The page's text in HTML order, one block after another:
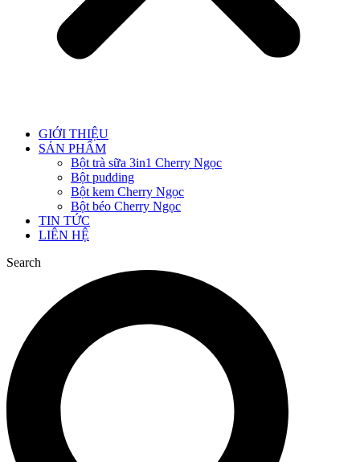
GIỚI THIỆU
SẢN PHẨM
Bột trà sữa 3in1 Cherry Ngọc
Bột pudding
Bột kem Cherry Ngọc
Bột béo Cherry Ngọc
TIN TỨC
LIÊN HỆ
Search